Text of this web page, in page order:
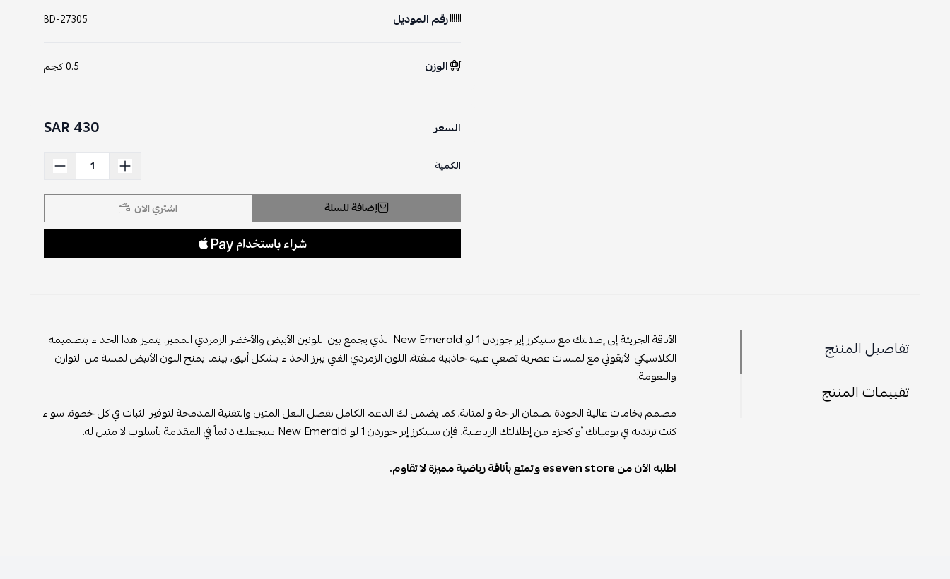
رقم الموديل BD-27305
الوزن 0.5 كجم
السعر 430 SAR
الكمية
إضافة للسلة اشتري الآن
تفاصيل المنتج
تقييمات المنتج
الأناقة الجريئة إلى إطلالتك مع سنيكرز إير جوردن 1 لو New Emerald الذي يجمع بين اللونين الأبيض والأخضر الزمردي المميز. يتميز هذا الحذاء بتصميمه
الكلاسيكي الأيقوني مع لمسات عصرية تضفي عليه جاذبية ملفتة. اللون الزمردي الغني يبرز الحذاء بشكل أنيق، بينما يمنح اللون الأبيض لمسة من التوازن
والنعومة.
مصمم بخامات عالية الجودة لضمان الراحة والمتانة، كما يضمن لك الدعم الكامل بفضل النعل المتين والتقنية المدمجة لتوفير الثبات في كل خطوة. سواء
كنت ترتديه في يومياتك أو كجزء من إطلالتك الرياضية، فإن سنيكرز إير جوردن 1 لو New Emerald سيجعلك دائماً في المقدمة بأسلوب لا مثيل له.
اطلبه الآن من eseven store وتمتع بأناقة رياضية مميزة لا تقاوم.